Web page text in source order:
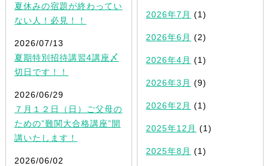
夏休みの宿題が終わってい
ない人！必見！！
2026/07/13
夏期特別招待講習4講座〆
切日です！！
2026/06/29
７月１２日（日）ご父母の
ための”難関大合格講座”開
講いたします！
2026/06/02
2026年7月 (1)
2026年6月 (2)
2026年4月 (1)
2026年3月 (9)
2026年2月 (1)
2025年12月 (1)
2025年8月 (1)